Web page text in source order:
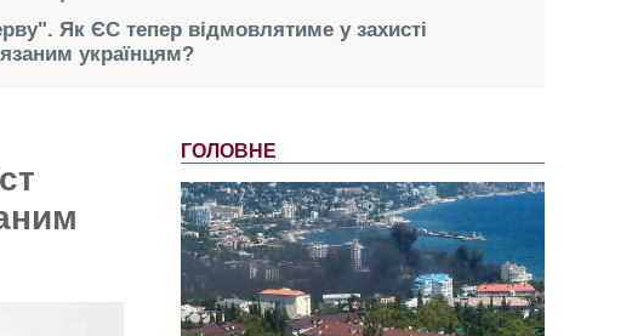
Як ЄС тепер відмовлятиме у захисті
українцям?
ГОЛОВНЕ